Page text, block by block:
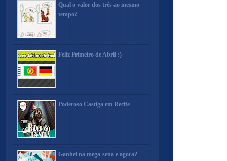
Qual o valor dos três ao mesmo
tempo?
Feliz Primeiro de Abril :)
Poderoso Castiga em Recife
Ganhei na mega-sena e agora?